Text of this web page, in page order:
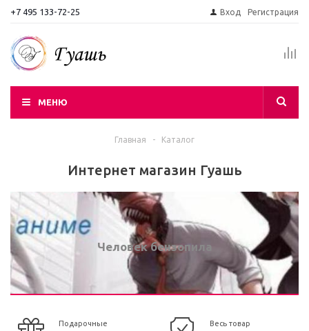
+7 495 133-72-25 Вход Регистрация
МЕНЮ
Главная - Каталог
Интернет магазин Гуашь
Человек бензопила
Подарочные
Весь товар